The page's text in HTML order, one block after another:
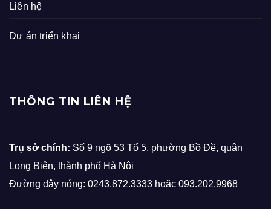
Liên hệ
Dự án triển khai
THÔNG TIN LIÊN HỆ
Trụ sở chính: Số 9 ngõ 53 Tổ 5, phường Bồ Đề, quận
Long Biên, thành phố Hà Nội
Đường dây nóng: 0243.872.3333 hoặc 093.202.9968